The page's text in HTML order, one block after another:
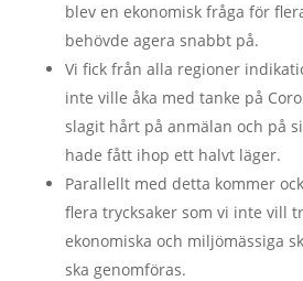
blev en ekonomisk fråga för
behövde agera snabbt på.
Vi fick från alla regioner
inte ville åka med tanke på
slagit hårt på anmälan och på
hade fått ihop ett halvt läger.
Parallellt med detta kommer
flera trycksaker som vi inte vill
ekonomiska och miljömässiga
ska genomföras.